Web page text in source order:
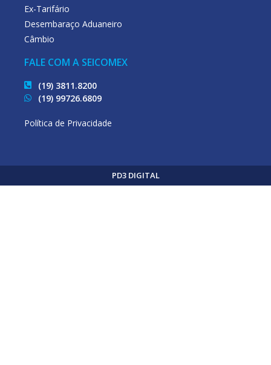
Ex-Tarifário
Desembaraço Aduaneiro
Câmbio
FALE COM A SEICOMEX
(19) 3811.8200
(19) 99726.6809
Política de Privacidade
PD3 DIGITAL